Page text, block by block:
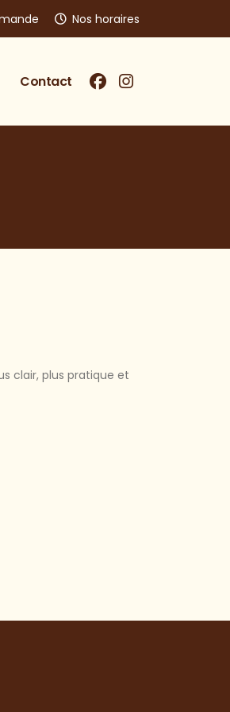
Nos horaires
Contact
clair, plus pratique et